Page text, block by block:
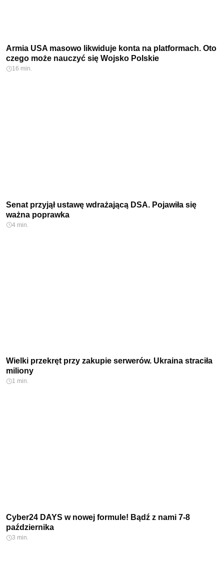
Armia USA masowo likwiduje konta na platformach. Oto
czego może nauczyć się Wojsko Polskie
16 min.
Senat przyjął ustawę wdrażającą DSA. Pojawiła się
ważna poprawka
4 min.
Wielki przekręt przy zakupie serwerów. Ukraina straciła
miliony
1 min.
Cyber24 DAYS w nowej formule! Bądź z nami 7-8
października
3 min.